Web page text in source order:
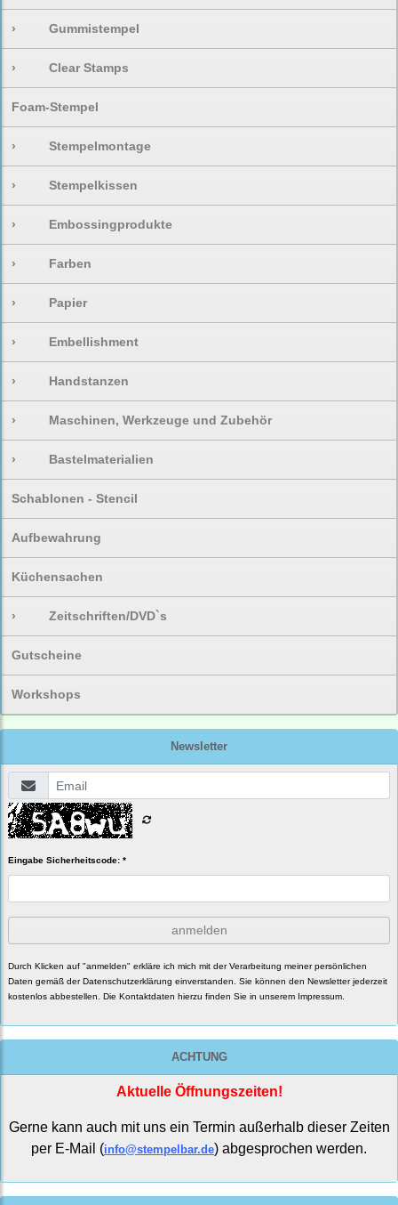
› Gummistempel
› Clear Stamps
Foam-Stempel
› Stempelmontage
› Stempelkissen
› Embossingprodukte
› Farben
› Papier
› Embellishment
› Handstanzen
› Maschinen, Werkzeuge und Zubehör
› Bastelmaterialien
Schablonen - Stencil
Aufbewahrung
Küchensachen
› Zeitschriften/DVD`s
Gutscheine
Workshops
Newsletter
Eingabe Sicherheitscode: *
anmelden
Durch Klicken auf "anmelden" erkläre ich mich mit der Verarbeitung meiner persönlichen
Daten gemäß der Datenschutzerklärung einverstanden. Sie können den Newsletter jederzeit
kostenlos abbestellen. Die Kontaktdaten hierzu finden Sie in unserem Impressum.
ACHTUNG
Aktuelle Öffnungszeiten!
Gerne kann auch mit uns ein Termin außerhalb dieser Zeiten
per E-Mail (info@stempelbar.de) abgesprochen werden.